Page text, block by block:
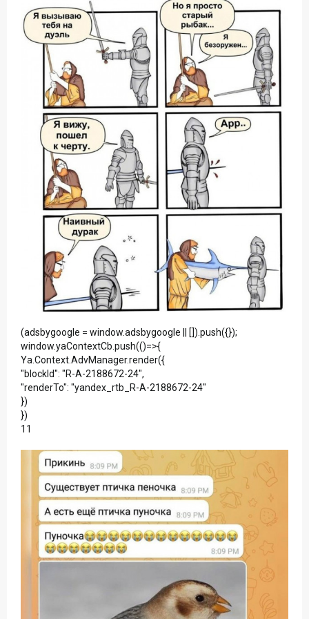
(adsbygoogle = window.adsbygoogle || []).push({});
window.yaContextCb.push(()=>{
Ya.Context.AdvManager.render({
"blockId": "R-A-2188672-24",
"renderTo": "yandex_rtb_R-A-2188672-24"
})
})
11